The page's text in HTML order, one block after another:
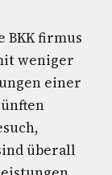
BKK firmus
weniger
einer
überall